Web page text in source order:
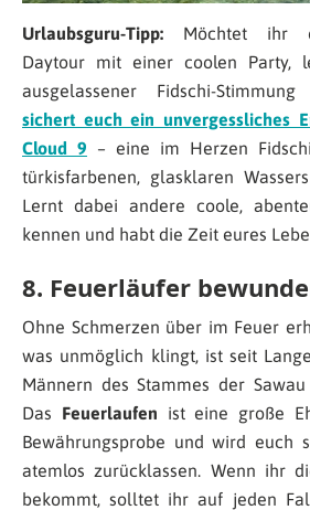
Urlaubsguru-Tipp: Möchtet ihr
Daytour mit einer coolen Party,
ausgelassener Fidschi-
sichert euch ein unvergessliches
Cloud 9 – eine im Herzen
türkisfarbenen, glasklaren
Lernt dabei andere coole,
kennen und habt die Zeit eures
8. Feuerläufer
Ohne Schmerzen über im Feuer
was unmöglich klingt, ist seit
Männern des Stammes der
Das Feuerlaufen ist eine große
Bewährungsprobe und wird euch
atemlos zurücklassen. Wenn ihr
bekommt, solltet ihr auf jeden